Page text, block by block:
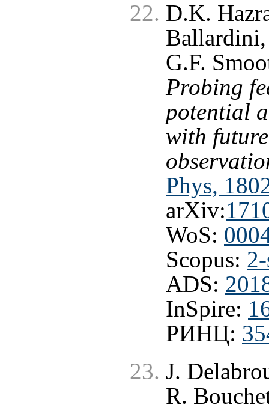
D.K.
G.F.
Probing
potential
with
Phys,
arXiv:
WoS:
Scopus:
ADS:
InSpire:
РИНЦ:
J.
R.